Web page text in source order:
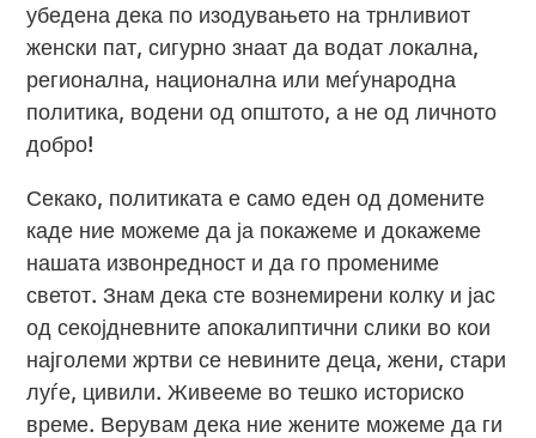
убедена дека по изодувањето на трнливиот
женски пат, сигурно знаат да водат локална,
регионална, национална или меѓународна
политика, водени од општото, а не од личното
добро!
Секако, политиката е само еден од домените
каде ние можеме да ја покажеме и докажеме
нашата извонредност и да го промениме
светот. Знам дека сте вознемирени колку и јас
од секојдневните апокалиптични слики во кои
најголеми жртви се невините деца, жени, стари
луѓе, цивили. Живееме во тешко историско
време. Верувам дека ние жените можеме да ги